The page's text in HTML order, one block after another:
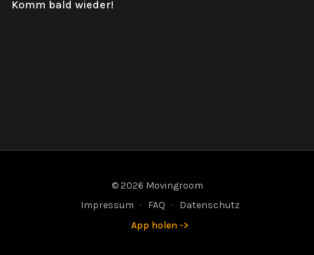
Komm bald wieder!
© 2026 Movingroom
Impressum ∙ FAQ ∙ Datenschutz
App holen ->